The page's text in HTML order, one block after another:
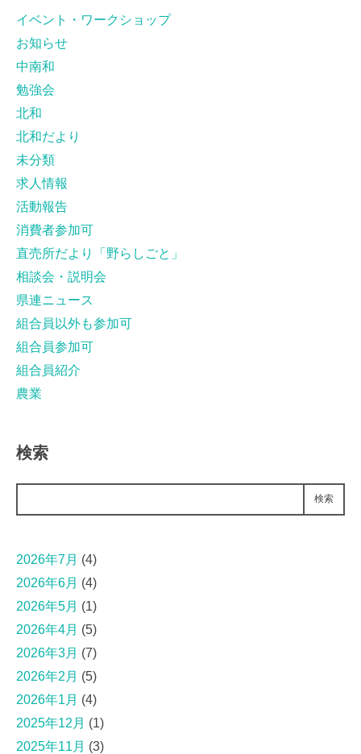
イベント・ワークショップ
お知らせ
中南和
勉強会
北和
北和だより
未分類
求人情報
活動報告
消費者参加可
直売所だより「野らしごと」
相談会・説明会
県連ニュース
組合員以外も参加可
組合員参加可
組合員紹介
農業
検索
検索
2026年7月 (4)
2026年6月 (4)
2026年5月 (1)
2026年4月 (5)
2026年3月 (7)
2026年2月 (5)
2026年1月 (4)
2025年12月 (1)
2025年11月 (3)